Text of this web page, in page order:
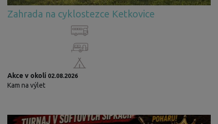
Zahrada na cyklostezce Ketkovice
Akce v okolí 02.08.2026
Kam na výlet